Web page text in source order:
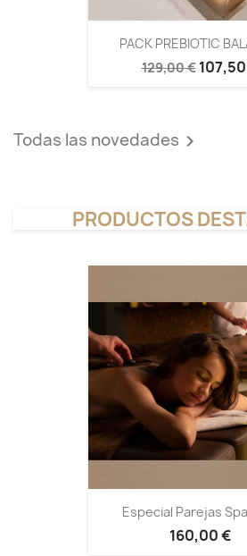
PACK PREBIOTIC
129,00 €
Todas las novedades 
PRODUCTOS
Especial Parejas
160,00 €